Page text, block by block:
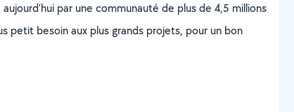
par une communauté de plus de 4,5 millions
petit besoin aux plus grands projets, pour un bon